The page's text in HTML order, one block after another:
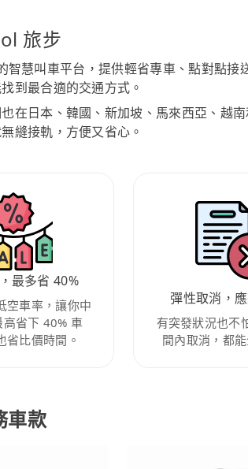
旅步
慧叫車平台，提供輕省專車、點對點接
到最合適的交通方式。
在日本、韓國、新加坡、馬來西亞、越
縫接軌，方便又省心。
最多省 40%
空車率，讓你中
省下 40% 車
省比價時間。
彈性取消，
有突發狀況也不
間內取消，都
車款